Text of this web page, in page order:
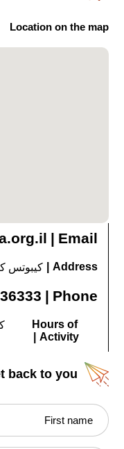
Location on the map
Email
|
Address كيبوتس
Phone
|
Hours of
Activity
back to you
First name